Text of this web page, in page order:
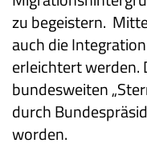
zu begeistern.
auch die
erleichtert werden.
bundesweiten
durch
worden.